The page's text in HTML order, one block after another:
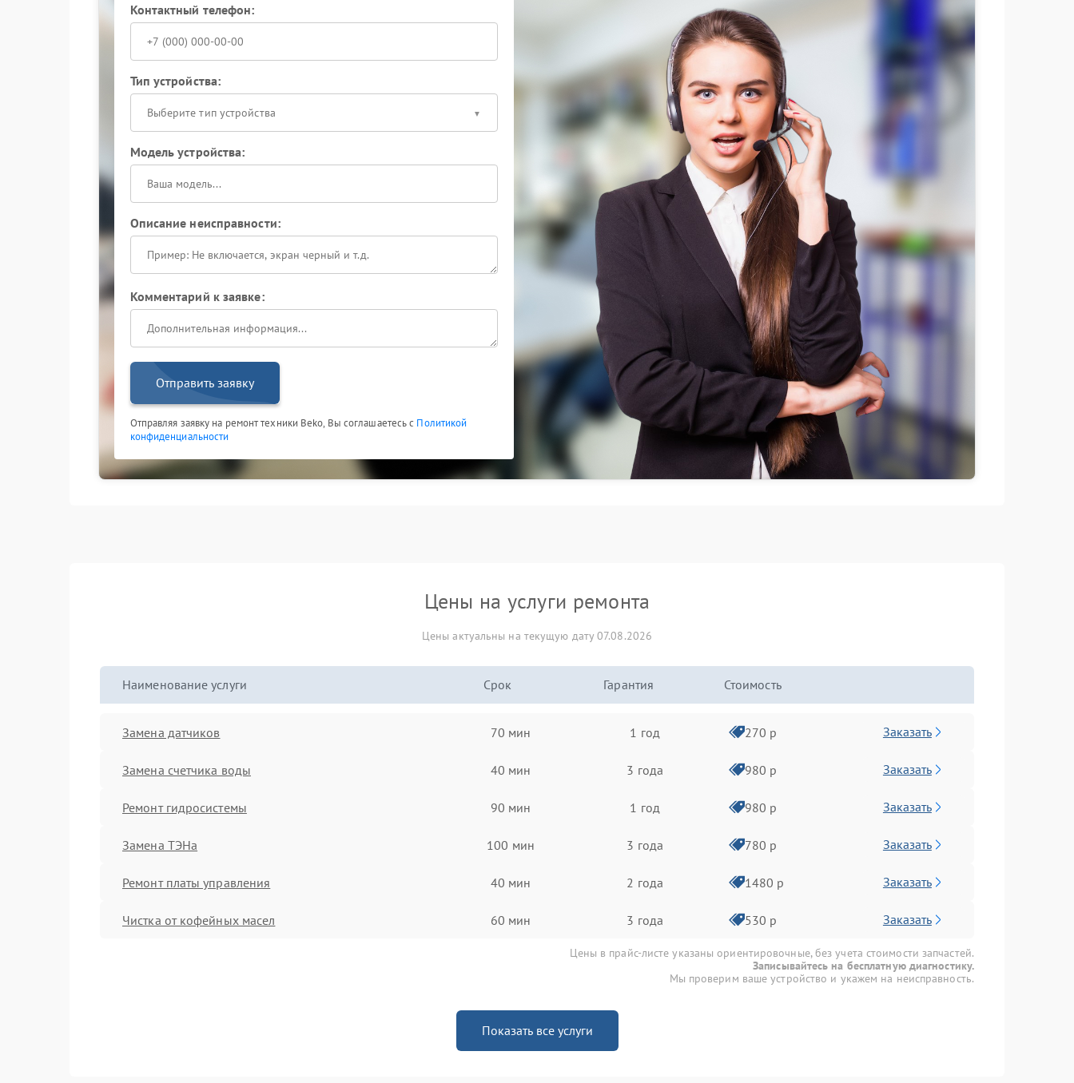
Контактный телефон:
Тип устройства:
Выберите тип устройства
Модель устройства:
Описание неисправности:
Комментарий к заявке:
Отправить заявку
Отправляя заявку на ремонт техники Beko, Вы соглашаетесь с Политикой
конфиденциальности
Цены на услуги ремонта
Цены актуальны на текущую дату 07.08.2026
Наименование услуги Срок Гарантия Стоимость
Замена датчиков 70 мин 1 год 270 р Заказать
Замена счетчика воды 40 мин 3 года 980 р Заказать
Ремонт гидросистемы 90 мин 1 год 980 р Заказать
Замена ТЭНа 100 мин 3 года 780 р Заказать
Ремонт платы управления 40 мин 2 года 1480 р Заказать
Чистка от кофейных масел 60 мин 3 года 530 р Заказать
Цены в прайс-листе указаны ориентировочные, без учета стоимости запчастей.
Записывайтесь на бесплатную диагностику.
Мы проверим ваше устройство и укажем на неисправность.
Показать все услуги